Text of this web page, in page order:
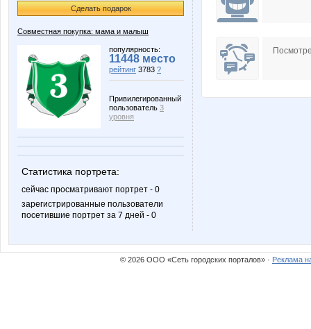
Сделать подарок
Совместная покупка: мама и малыш
популярность:
11448 место
рейтинг 3783 ?
Привилегированный
пользователь 3
уровня
Статистика портрета:
сейчас просматривают портрет - 0
зарегистрированные пользователи
посетившие портрет за 7 дней - 0
natylek
© 2026 ООО «Сеть городских порталов» · Реклама